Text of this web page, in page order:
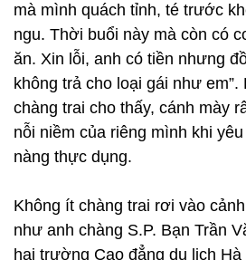
mà mình quách tỉnh, té trước
ngu. Thời buổi này mà còn có
ăn. Xin lỗi, anh có tiền nhưng
không trả cho loại gái như
chàng trai cho thấy, cánh mày
nỗi niềm của riêng mình khi
nàng thực dụng.
Không ít chàng trai rơi vào
như anh chàng S.P. Bạn Trần
hai trường Cao đẳng du lịch